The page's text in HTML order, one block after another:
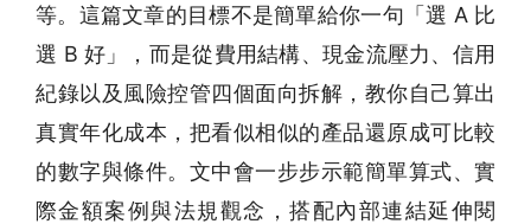
等。這篇文章的目標不是簡單給你一句「選 A 比
選 B 好」，而是從費用結構、現金流壓力、信用
紀錄以及風險控管四個面向拆解，教你自己算出
真實年化成本，把看似相似的產品還原成可比較
的數字與條件。文中會一步步示範簡單算式、實
際金額案例與法規觀念，搭配內部連結延伸閱